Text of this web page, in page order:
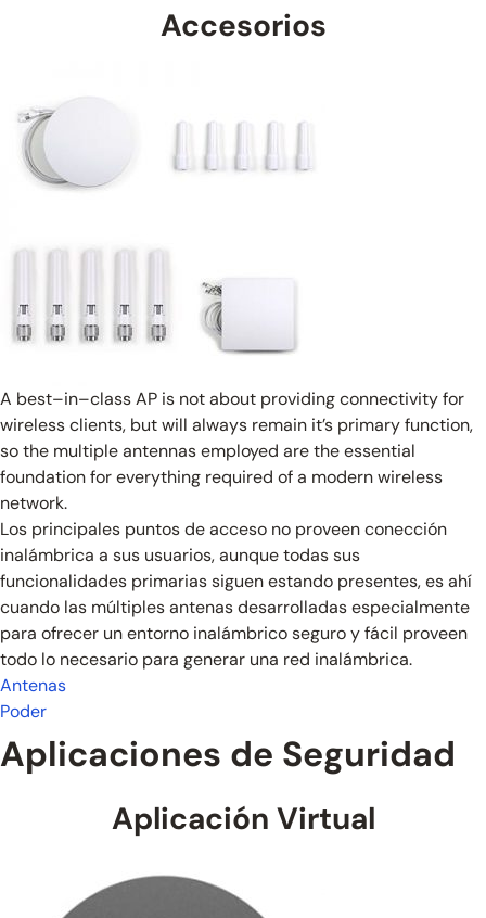
Accesorios
A best–in–class AP is not about providing connectivity for
wireless clients, but will always remain it’s primary function,
so the multiple antennas employed are the essential
foundation for everything required of a modern wireless
network.
Los principales puntos de acceso no proveen conección
inalámbrica a sus usuarios, aunque todas sus
funcionalidades primarias siguen estando presentes, es ahí
cuando las múltiples antenas desarrolladas especialmente
para ofrecer un entorno inalámbrico seguro y fácil proveen
todo lo necesario para generar una red inalámbrica.
Antenas
Poder
Aplicaciones de Seguridad
Aplicación Virtual